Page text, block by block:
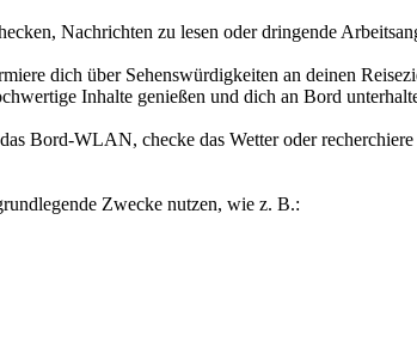
Nachrichten zu lesen oder dringende
dich über Sehenswürdigkeiten an deinen
Inhalte genießen und dich an Bord
Bord-WLAN, checke das Wetter oder
Zwecke nutzen, wie z. B.: